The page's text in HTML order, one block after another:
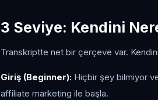
3 Seviye: Kendini
Transkriptte net bir çerçeve var.
Giriş (Beginner): Hiçbir şey bilmiyor
affiliate marketing ile başla.